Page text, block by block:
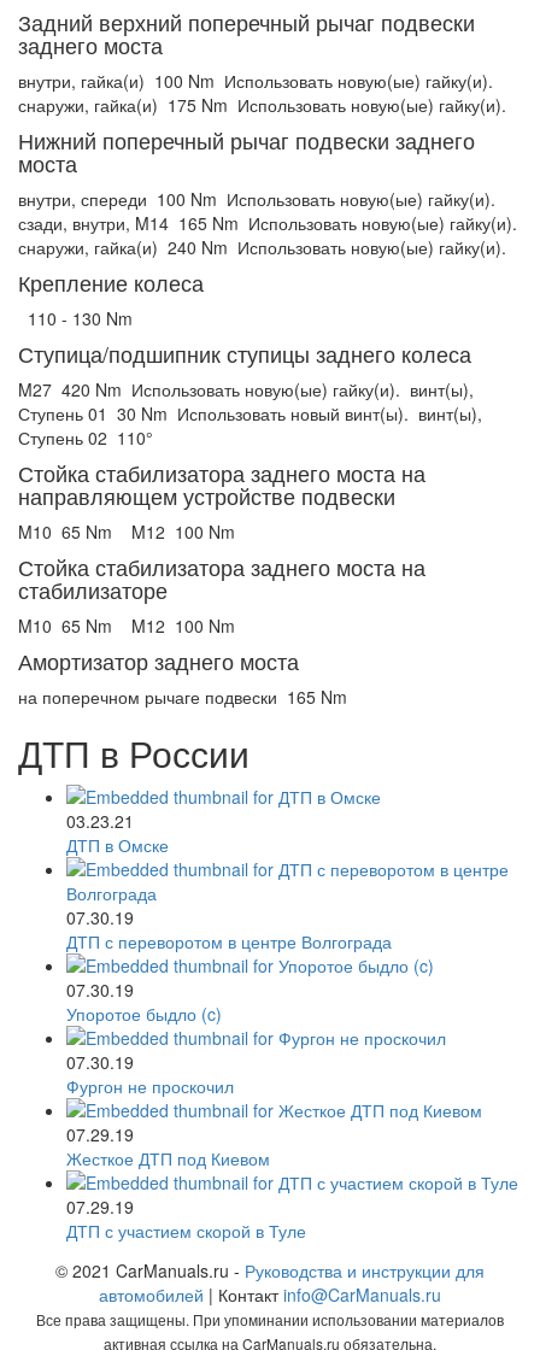
Задний верхний поперечный рычаг подвески
заднего моста
внутри, гайка(и) 100 Nm Использовать новую(ые) гайку(и).
снаружи, гайка(и) 175 Nm Использовать новую(ые) гайку(и).
Нижний поперечный рычаг подвески заднего
моста
внутри, спереди 100 Nm Использовать новую(ые) гайку(и).
сзади, внутри, M14 165 Nm Использовать новую(ые) гайку(и).
снаружи, гайка(и) 240 Nm Использовать новую(ые) гайку(и).
Крепление колеса
110 - 130 Nm
Ступица/подшипник ступицы заднего колеса
M27 420 Nm Использовать новую(ые) гайку(и). винт(ы),
Ступень 01 30 Nm Использовать новый винт(ы). винт(ы),
Ступень 02 110°
Стойка стабилизатора заднего моста на
направляющем устройстве подвески
M10 65 Nm M12 100 Nm
Стойка стабилизатора заднего моста на
стабилизаторе
M10 65 Nm M12 100 Nm
Амортизатор заднего моста
на поперечном рычаге подвески 165 Nm
ДТП в России
03.23.21
ДТП в Омске
07.30.19
ДТП с переворотом в центре Волгограда
07.30.19
Упоротое быдло (c)
07.30.19
Фургон не проскочил
07.29.19
Жесткое ДТП под Киевом
07.29.19
ДТП с участием скорой в Туле
© 2021 CarManuals.ru - Руководства и инструкции для
автомобилей | Контактinfo@CarManuals.ru
Все права защищены. При упоминании использовании материалов
активная ссылка на CarManuals.ru обязательна.